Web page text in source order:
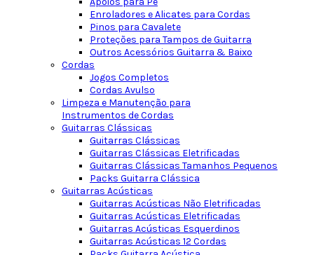
Enroladores e Alicates para Cordas
Pinos para Cavalete
Proteções para Tampos de Guitarra
Outros Acessórios Guitarra & Baixo
Cordas
Jogos Completos
Cordas Avulso
Limpeza e Manutenção para
Instrumentos de Cordas
Guitarras Clássicas
Guitarras Clássicas
Guitarras Clássicas Eletrificadas
Guitarras Clássicas Tamanhos Pequenos
Packs Guitarra Clássica
Guitarras Acústicas
Guitarras Acústicas Não Eletrificadas
Guitarras Acústicas Eletrificadas
Guitarras Acústicas Esquerdinos
Guitarras Acústicas 12 Cordas